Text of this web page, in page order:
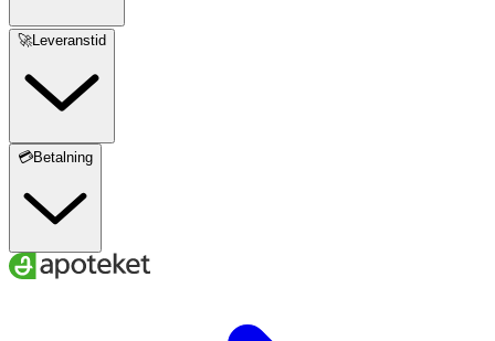
🚀Leveranstid
💳Betalning